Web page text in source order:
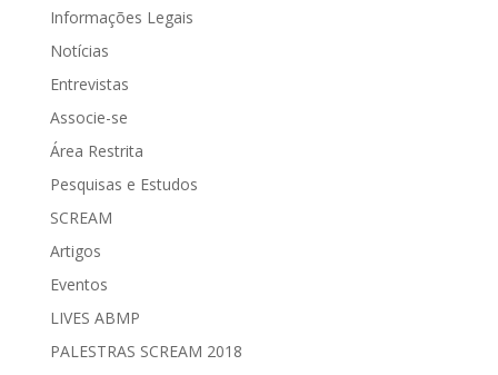
Informações Legais
Notícias
Entrevistas
Associe-se
Área Restrita
Pesquisas e Estudos
SCREAM
Artigos
Eventos
LIVES ABMP
PALESTRAS SCREAM 2018